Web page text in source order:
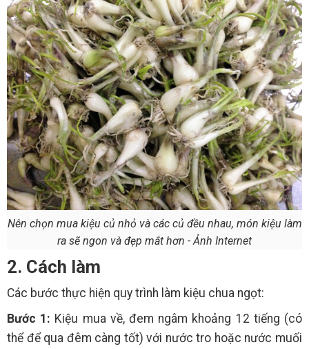
Nên chọn mua kiệu củ nhỏ và các củ đều nhau, món kiệu làm
ra sẽ ngon và đẹp mắt hơn - Ảnh Internet
2. Cách làm
Các bước thực hiện quy trình làm kiệu chua ngọt:
Bước 1: Kiệu mua về, đem ngâm khoảng 12 tiếng (có
thể để qua đêm càng tốt) với nước tro hoặc nước muối